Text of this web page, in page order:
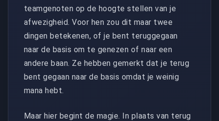
teamgenoten op de hoogte stellen van je
afwezigheid. Voor hen zou dit maar twee
dingen betekenen, of je bent teruggegaan
naar de basis om te genezen of naar een
andere baan. Ze hebben gemerkt dat je terug
bent gegaan naar de basis omdat je weinig
mana hebt.
Maar hier begint de magie. In plaats van terug